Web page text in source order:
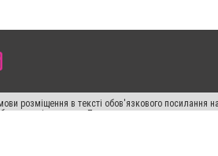
розміщення в тексті обов'язкового
в якості джерела. Порушення виняткових прав